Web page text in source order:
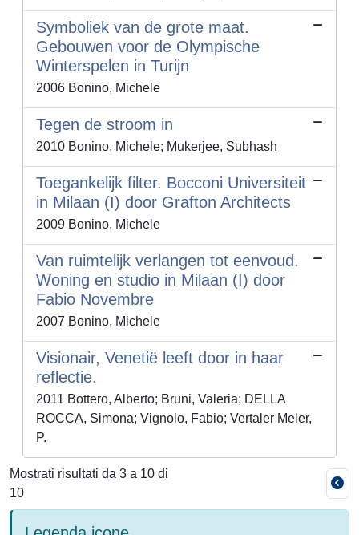
Symboliek van de grote maat.
Gebouwen voor de Olympische
Winterspelen in Turijn
2006 Bonino, Michele
Tegen de stroom in
2010 Bonino, Michele; Mukerjee, Subhash
Toegankelijk filter. Bocconi Universiteit
in Milaan (I) door Grafton Architects
2009 Bonino, Michele
Van ruimtelijk verlangen tot eenvoud.
Woning en studio in Milaan (I) door
Fabio Novembre
2007 Bonino, Michele
Visionair, Venetië leeft door in haar
reflectie.
2011 Bottero, Alberto; Bruni, Valeria; DELLA
ROCCA, Simona; Vignolo, Fabio; Vertaler Meler,
P.
Mostrati risultati da 3 a 10 di
10